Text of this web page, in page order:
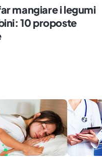
mangiare i legumi
10 proposte